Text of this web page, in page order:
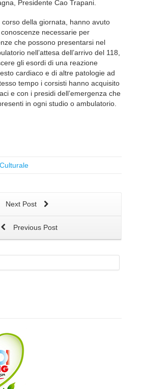
Presidente Cao Trapani.
della giornata, hanno avuto
necessarie per
che possono presentarsi nel
nell’attesa dell’arrivo del 118,
gli esordi di una reazione
cardiaco e di altre patologie ad
tempo i corsisti hanno acquisito
e con i presidi dell’emergenza che
in ogni studio o ambulatorio.
Culturale
Next Post
Previous Post